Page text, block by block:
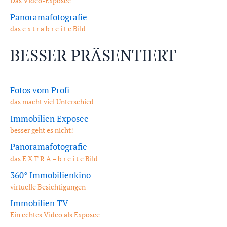
Panoramafotografie
das e x t r a b r e i t e Bild
BESSER PRÄSENTIERT
Fotos vom Profi
das macht viel Unterschied
Immobilien Exposee
besser geht es nicht!
Panoramafotografie
das E X T R A – b r e i t e Bild
360° Immobilienkino
virtuelle Besichtigungen
Immobilien TV
Ein echtes Video als Exposee